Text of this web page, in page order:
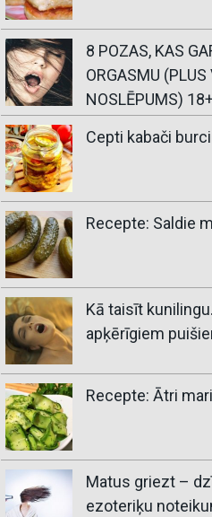
8 POZAS, KAS
ORGASMU
NOSLĒPUMS) 18+
Cepti kabači
Recepte: Saldie
Kā taisīt
apķērīgiem
Recepte: Ātri
Matus griezt –
ezoteriķu